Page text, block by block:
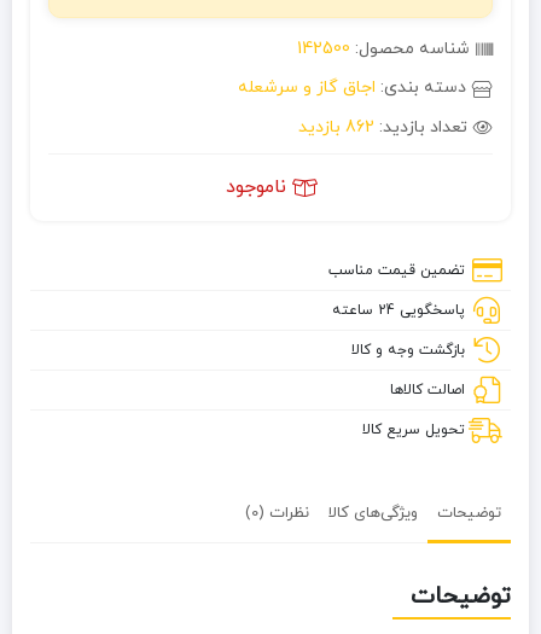
شناسه محصول: 142500
دسته بندی: اجاق گاز و سرشعله
تعداد بازدید: 862 بازدید
ناموجود
تضمین قیمت مناسب
پاسخگویی 24 ساعته
بازگشت وجه و کالا
اصالت کالاها
تحویل سریع کالا
توضیحات ویژگی‌های کالا نظرات (0)
توضیحات